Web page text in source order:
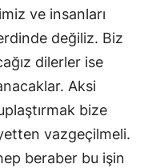
ve insanları
değiliz. Biz
dilerler ise
Aksi
bize
vazgeçilmeli.
beraber bu işin